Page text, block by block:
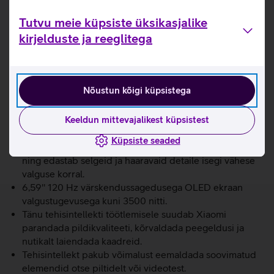
Tutvu meie küpsiste üksikasjalike
kirjelduste ja reeglitega
Nõustun kõigi küpsistega
Keeldun mittevajalikest küpsistest
Küpsiste seaded
sekundis ning täiustatud liides võimaldab käsitsi
salvestusparameetreid kohandada. Nutitelefon on
puuteekraaniga mobiiltelefon, millega saad kasutada
voogedastusteenuseid (näiteks Telia TV-d).
Võimsust tagab MediaTek Dimensity 8500 Ultra
Leica kaamerasüsteem viib pildistamise uuele tasemele.
Leica Summilux optiline objektiiv taastab täpselt värvid
ning edastab selgeid ja haaravaid detaile isegi vähese
valguse korral.
6,59'' 120 Hz värskendussagedusega OLED ekraan
valgustugevusega kuni 3500 nitti.
Tänu tehisintellekti töötlemisele suudab Xiaomi
parandada pildikvaliteeti, kõrvaldada peegeldusi ja
nutikalt laiendada kaadreid.
Tehisintellekt pakub võimalust eemaldada soovimatud
elemendid otse piltidelt või videotest.